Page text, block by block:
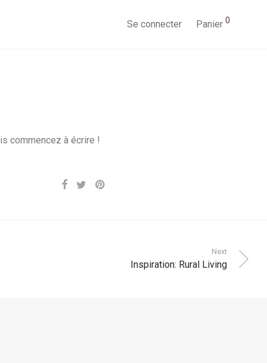
Se connecter Panier 0
commencez à écrire !
Next
Inspiration: Rural Living